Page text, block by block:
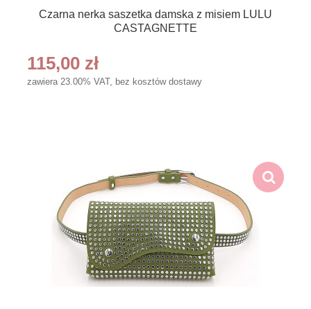
Czarna nerka saszetka damska z misiem LULU
CASTAGNETTE
115,00 zł
zawiera 23.00% VAT, bez kosztów dostawy